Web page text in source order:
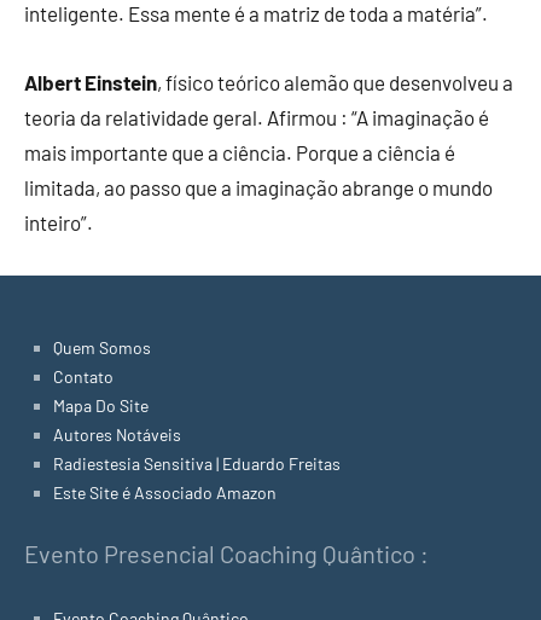
inteligente. Essa mente é a matriz de toda a matéria”.
Albert Einstein, físico teórico alemão que desenvolveu a
teoria da relatividade geral. Afirmou : “A imaginação é
mais importante que a ciência. Porque a ciência é
limitada, ao passo que a imaginação abrange o mundo
inteiro”.
Quem Somos
Contato
Mapa Do Site
Autores Notáveis
Radiestesia Sensitiva | Eduardo Freitas
Este Site é Associado Amazon
Evento Presencial Coaching Quântico :